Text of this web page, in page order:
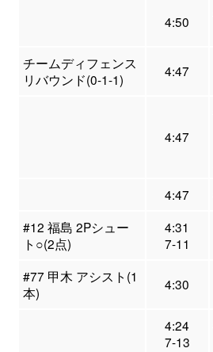
4:50
チームディフェンス
リバウンド(0-1-1)
4:47
4:47
4:47
#12 福島 2Pシュー
ト○(2点)
4:31
7-11
#77 甲木 アシスト(1
本)
4:30
4:24
7-13